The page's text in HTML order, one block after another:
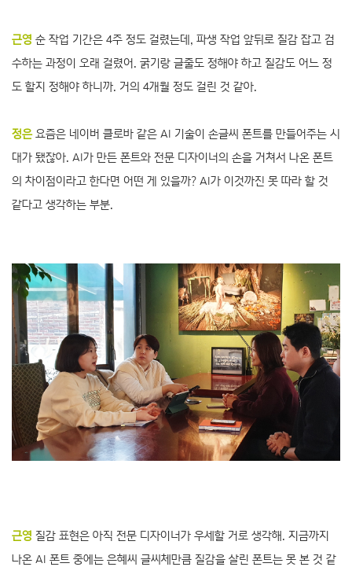
근영 순 작업 기간은 4주 정도 걸렸는데, 파생 작업 앞뒤로 질감 잡고 검
수하는 과정이 오래 걸렸어. 굵기랑 글줄도 정해야 하고 질감도 어느 정
도 할지 정해야 하니까. 거의 4개월 정도 걸린 것 같아.
정은요즘은 네이버 클로바 같은 AI 기술이 손글씨 폰트를 만들어주는 시
대가 됐잖아. AI가 만든 폰트와 전문 디자이너의 손을 거쳐서 나온 폰트
의 차이점이라고 한다면 어떤 게 있을까? AI가 이것까진 못 따라 할 것
같다고 생각하는 부분.
근영 질감 표현은 아직 전문 디자이너가 우세할 거로 생각해. 지금까지
나온 AI 폰트 중에는 은혜씨 글씨체만큼 질감을 살린 폰트는 못 본 것 같